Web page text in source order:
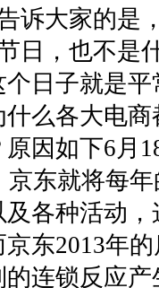
诉大家的是
日，也不是
日子就是
么各大电商
因如下6月
东就将每
各种活动
东2013年
连锁反应